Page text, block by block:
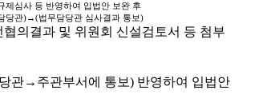
제심사 등 반영하여 입법안 보완 후
당관)→(법무담당관 심사결과 통보)
의결과 및 위원회 신설검토서 등 첨부
관→주관부서에 통보) 반영하여 입법안